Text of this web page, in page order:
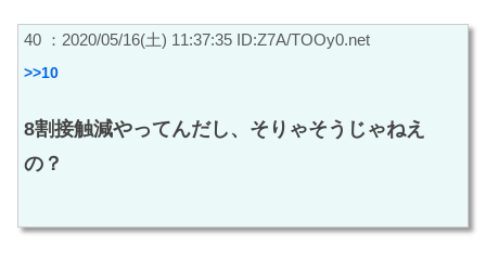
40 ：2020/05/16(土) 11:37:35 ID:Z7A/TOOy0.net
>>10
8割接触減やってんだし、そりゃそうじゃねえ
の？